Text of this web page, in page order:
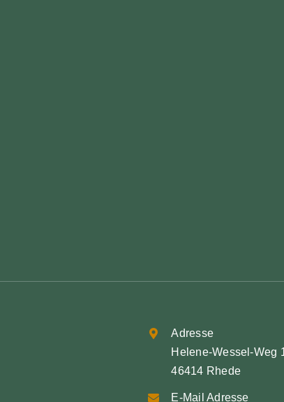
Adresse
Helene-Wessel-Weg
46414 Rhede
E-Mail Adresse